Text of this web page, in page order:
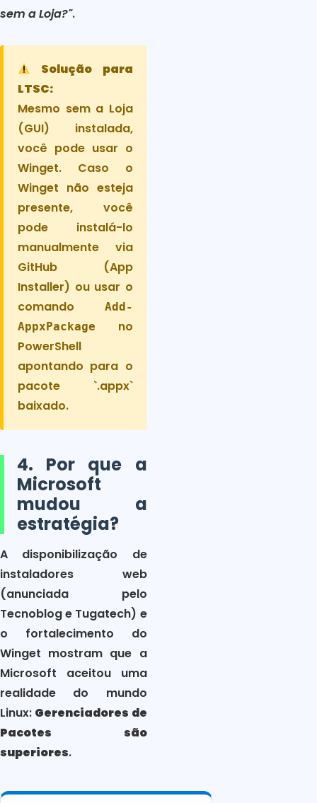
sem a Loja?".
Solução para
LTSC:
Mesmo sem a Loja
(GUI) instalada,
você pode usar o
Winget. Caso o
Winget não esteja
presente, você
pode instalá-lo
manualmente via
GitHub (App
Installer) ou usar o
comando
Add-
AppxPackage
no
PowerShell
apontando para o
pacote `.appx`
baixado.
4. Por que a
Microsoft
mudou a
estratégia?
A disponibilização de
instaladores web
(anunciada pelo
Tecnoblog e Tugatech) e
o fortalecimento do
Winget mostram que a
Microsoft aceitou uma
realidade do mundo
Linux: Gerenciadores de
Pacotes são
superiores.